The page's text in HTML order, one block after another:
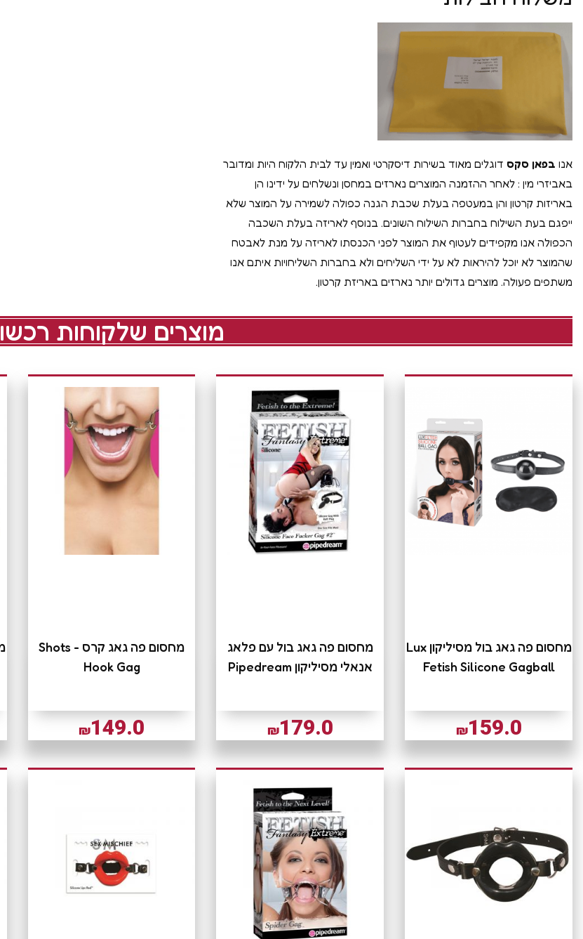
אנו בפאן סקס דוגלים מאוד בשירות דיסקרטי ואמין עד לבית הלקוח היות ומדובר
באביזרי מין : לאחר ההזמנה המוצרים נארזים במחסן ונשלחים על ידינו הן
באריזות קרטון והן במעטפה בעלת שכבת הגנה כפולה לשמירה על המוצר שלא
ייפגם בעת השילוח בחברות השילוח השונים. בנוסף לאריזה בעלת השכבה
הכפולה אנו מקפידים לעטוף את המוצר לפני הכנסתו לאריזה על מנת לאבטח
שהמוצר לא יוכל להיראות לא על ידי השליחים ולא בחברות השליחויות איתם אנו
משתפים פעולה. מוצרים גדולים יותר נארזים באריזת קרטון.
מוצרים שלקוחות רכשו
מחסום פה גאג בול מסיליקון Lux
Fetish Silicone Gagball
₪159.0
מחסום פה גאג בול עם פלאג
אנאלי מסיליקון Pipedream
₪179.0
מחסום פה גאג קרס Shots -
Hook Gag
₪149.0